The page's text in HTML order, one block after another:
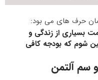
حرف های می بود:
بسیاری از زندگی و
شوم که بودجه کافی
سم آلتمن